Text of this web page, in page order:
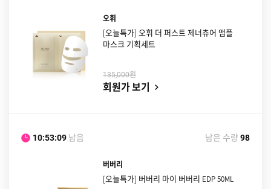
오휘
[오늘특가] 오휘 더 퍼스트 제너츄어 앰플
마스크 기획세트
135,000원
회원가 보기
10:53:08 남음 남은 수량 98
버버리
[오늘특가] 버버리 마이 버버리 EDP 50ML